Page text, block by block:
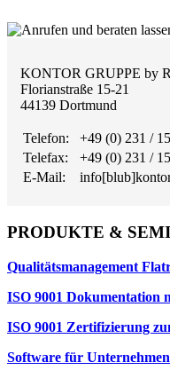
KONTOR GRUPPE by
Florianstraße 15-21
44139 Dortmund
Telefon:
+49 (0) 231 /
Telefax:
+49 (0) 231 /
E-Mail:
PRODUKTE &
Qualitätsmanagement
ISO 9001 Dokumentation
ISO 9001 Zertifizierung
Software für Unternehmen